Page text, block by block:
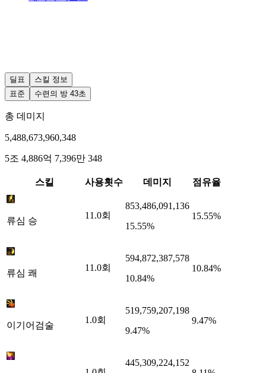
딜표
스킬 정보
표준
수련의 방 43초
총 데미지
5,488,673,960,348
5조 4,886억 7,396만 348
스킬 사용횟수 데미지 점유율
류심 승
11.0회
853,486,091,136
15.55%
15.55%
류심 쾌
11.0회
594,872,387,578
10.84%
10.84%
이기어검술
1.0회
519,759,207,198
9.47%
9.47%
445,309,224,152